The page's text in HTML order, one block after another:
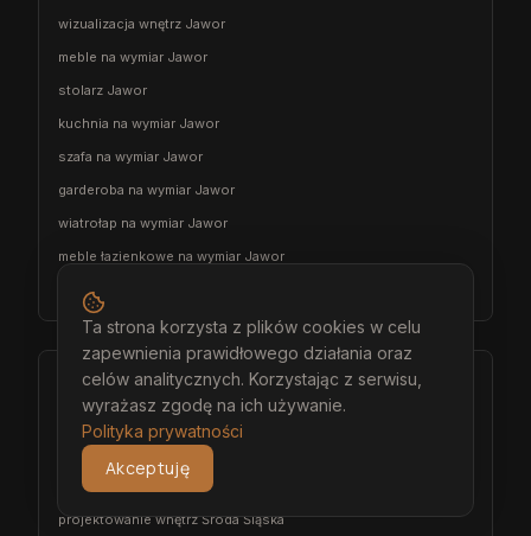
wizualizacja wnętrz Jawor
meble na wymiar Jawor
stolarz Jawor
kuchnia na wymiar Jawor
szafa na wymiar Jawor
garderoba na wymiar Jawor
wiatrołap na wymiar Jawor
meble łazienkowe na wymiar Jawor
meble pokojowe na wymiar Jawor
Środa Śląska
architekt wnętrz Środa Śląska
projektant wnętrz Środa Śląska
projekt wnętrz Środa Śląska
projektowanie wnętrz Środa Śląska
Ta strona korzysta z plików cookies w celu
zapewnienia prawidłowego działania oraz
celów analitycznych. Korzystając z serwisu,
wyrażasz zgodę na ich używanie.
Polityka prywatności
Akceptuję